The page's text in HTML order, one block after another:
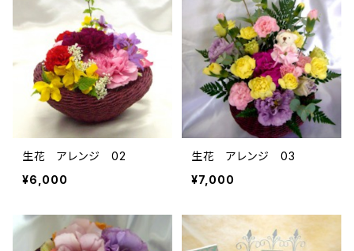
生花 アレンジ 02
¥6,000
生花 アレンジ 03
¥7,000